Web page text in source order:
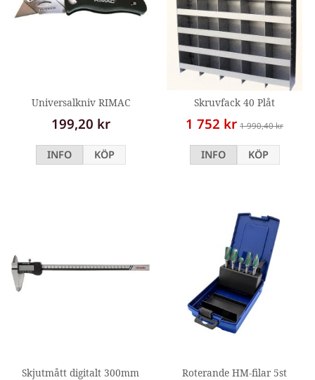
Universalkniv RIMAC
199,20 kr
INFO KÖP
Skruvfack 40 Plåt
1 752 kr 1 990,40 kr
INFO KÖP
Skjutmått digitalt 300mm Roterande HM-filar 5st